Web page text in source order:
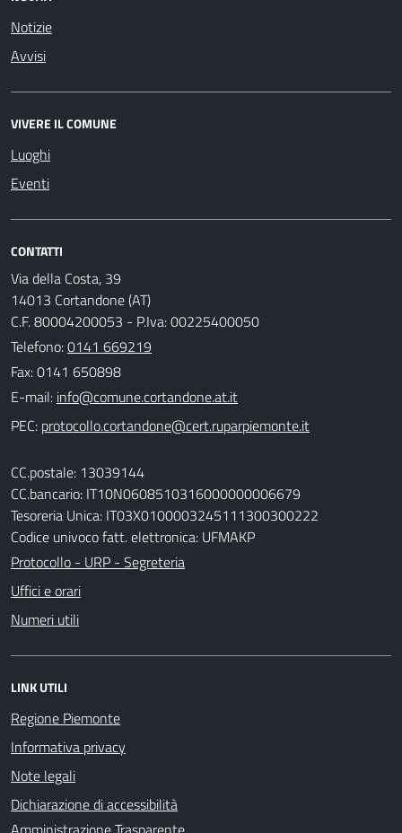
Notizie
Avvisi
VIVERE IL COMUNE
Luoghi
Eventi
CONTATTI
Via della Costa, 39
14013 Cortandone (AT)
C.F. 80004200053 - P.Iva: 00225400050
Telefono:0141 669219
Fax: 0141 650898
E-mail:
PEC:
CC.postale: 13039144
CC.bancario: IT10N0608510316000000006679
Tesoreria Unica: IT03X0100003245111300300222
Codice univoco fatt. elettronica: UFMAKP
Protocollo - URP - Segreteria
Uffici e orari
Numeri utili
LINK UTILI
Regione Piemonte
Informativa privacy
Note legali
Dichiarazione di accessibilità